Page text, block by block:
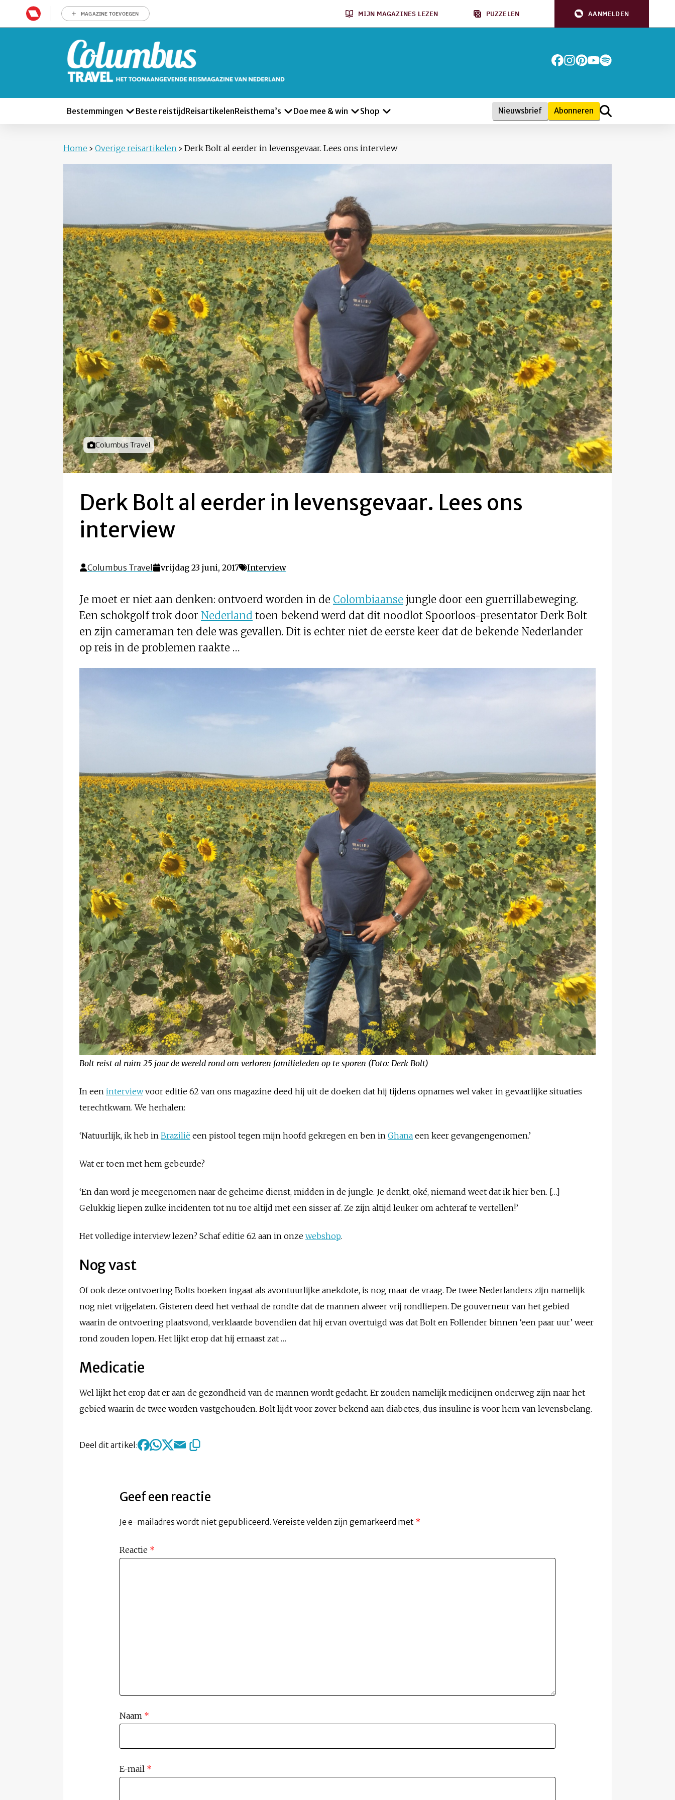
MAGAZINE TOEVOEGEN MIJN MAGAZINES LEZEN PUZZELEN AANMELDEN
Bestemmingen Beste reistijd ReisartikelenReisthema’s Doe mee & win Shop Nieuwsbrief Abonneren
Home › Overige reisartikelen › Derk Bolt al eerder in levensgevaar. Lees ons interview
Foto door
Columbus Travel
Derk Bolt al eerder in levensgevaar. Lees ons
interview
Columbus Travel vrijdag 23 juni, 2017 Interview
Je moet er niet aan denken: ontvoerd worden in de Colombiaanse jungle door een guerrillabeweging.
Een schokgolf trok door Nederland toen bekend werd dat dit noodlot Spoorloos-presentator Derk Bolt
en zijn cameraman ten dele was gevallen. Dit is echter niet de eerste keer dat de bekende Nederlander
op reis in de problemen raakte …
Bolt reist al ruim 25 jaar de wereld rond om verloren familieleden op te sporen (Foto: Derk Bolt)
In een interviewvoor editie 62 van ons magazine deed hij uit de doeken dat hij tijdens opnames wel vaker in gevaarlijke situaties
terechtkwam. We herhalen:
‘Natuurlijk, ik heb in Brazilië een pistool tegen mijn hoofd gekregen en ben in Ghana een keer gevangengenomen.’
Wat er toen met hem gebeurde?
‘En dan word je meegenomen naar de geheime dienst, midden in de jungle. Je denkt, oké, niemand weet dat ik hier ben. […]
Gelukkig liepen zulke incidenten tot nu toe altijd met een sisser af. Ze zijn altijd leuker om achteraf te vertellen!’
Het volledige interview lezen? Schaf editie 62 aan in onze webshop.
Nog vast
Of ook deze ontvoering Bolts boeken ingaat als avontuurlijke anekdote, is nog maar de vraag. De twee Nederlanders zijn namelijk
nog niet vrijgelaten. Gisteren deed het verhaal de rondte dat de mannen alweer vrij rondliepen. De gouverneur van het gebied
waarin de ontvoering plaatsvond, verklaarde bovendien dat hij ervan overtuigd was dat Bolt en Follender binnen ‘een paar uur’ weer
rond zouden lopen. Het lijkt erop dat hij ernaast zat …
Medicatie
Wel lijkt het erop dat er aan de gezondheid van de mannen wordt gedacht. Er zouden namelijk medicijnen onderweg zijn naar het
gebied waarin de twee worden vastgehouden. Bolt lijdt voor zover bekend aan diabetes, dus insuline is voor hem van levensbelang.
Deel dit artikel:
Geef een reactie
Je e-mailadres wordt niet gepubliceerd. Vereiste velden zijn gemarkeerd met *
Reactie *
Naam *
E-mail *